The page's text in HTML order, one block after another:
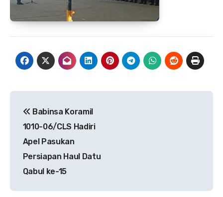
pos
Babinsa Koramil
1010-06/CLS Hadiri
Apel Pasukan
Persiapan Haul Datu
Qabul ke-15